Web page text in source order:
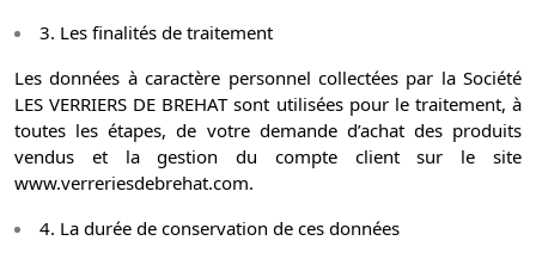
3. Les finalités de traitement
Les données à caractère personnel collectées par la Société
LES VERRIERS DE BREHAT sont utilisées pour le traitement, à
toutes les étapes, de votre demande d’achat des produits
vendus et la gestion du compte client sur le site
www.verreriesdebrehat.com.
4. La durée de conservation de ces données